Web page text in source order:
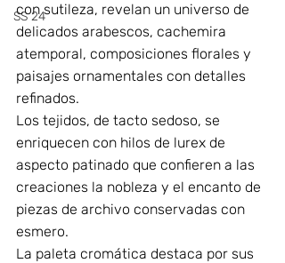
SS 24
con sutileza, revelan un universo de
delicados arabescos, cachemira
atemporal, composiciones florales y
paisajes ornamentales con detalles
refinados.
Los tejidos, de tacto sedoso, se
enriquecen con hilos de lurex de
aspecto patinado que confieren a las
creaciones la nobleza y el encanto de
piezas de archivo conservadas con
esmero.
La paleta cromática destaca por sus